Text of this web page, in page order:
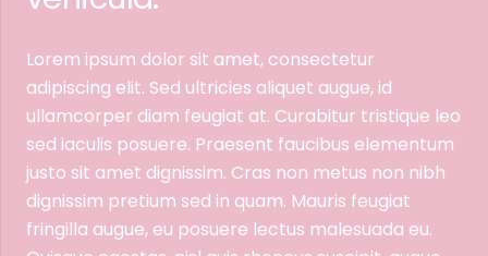
Lorem ipsum dolor sit amet, consectetur
adipiscing elit. Sed ultricies aliquet augue, id
ullamcorper diam feugiat at. Curabitur tristique leo
sed iaculis posuere. Praesent faucibus elementum
justo sit amet dignissim. Cras non metus non nibh
dignissim pretium sed in quam. Mauris feugiat
fringilla augue, eu posuere lectus malesuada eu.